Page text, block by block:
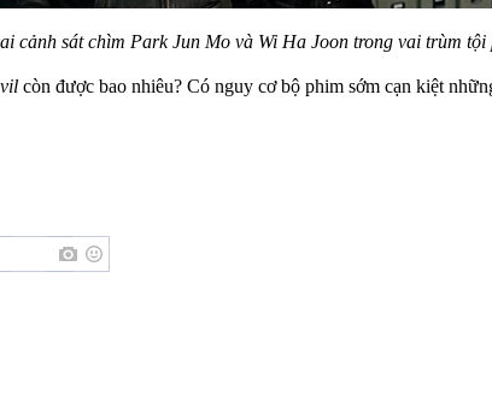
cảnh sát chìm Park Jun Mo và Wi Ha Joon trong vai trùm
còn được bao nhiêu? Có nguy cơ bộ phim sớm cạn kiệt